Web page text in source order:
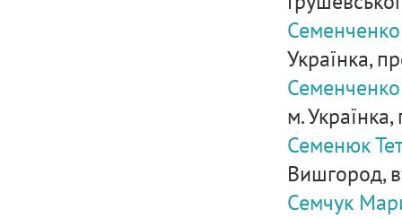
Українка,
м.
Семенюк
Вишгород,
Семчук